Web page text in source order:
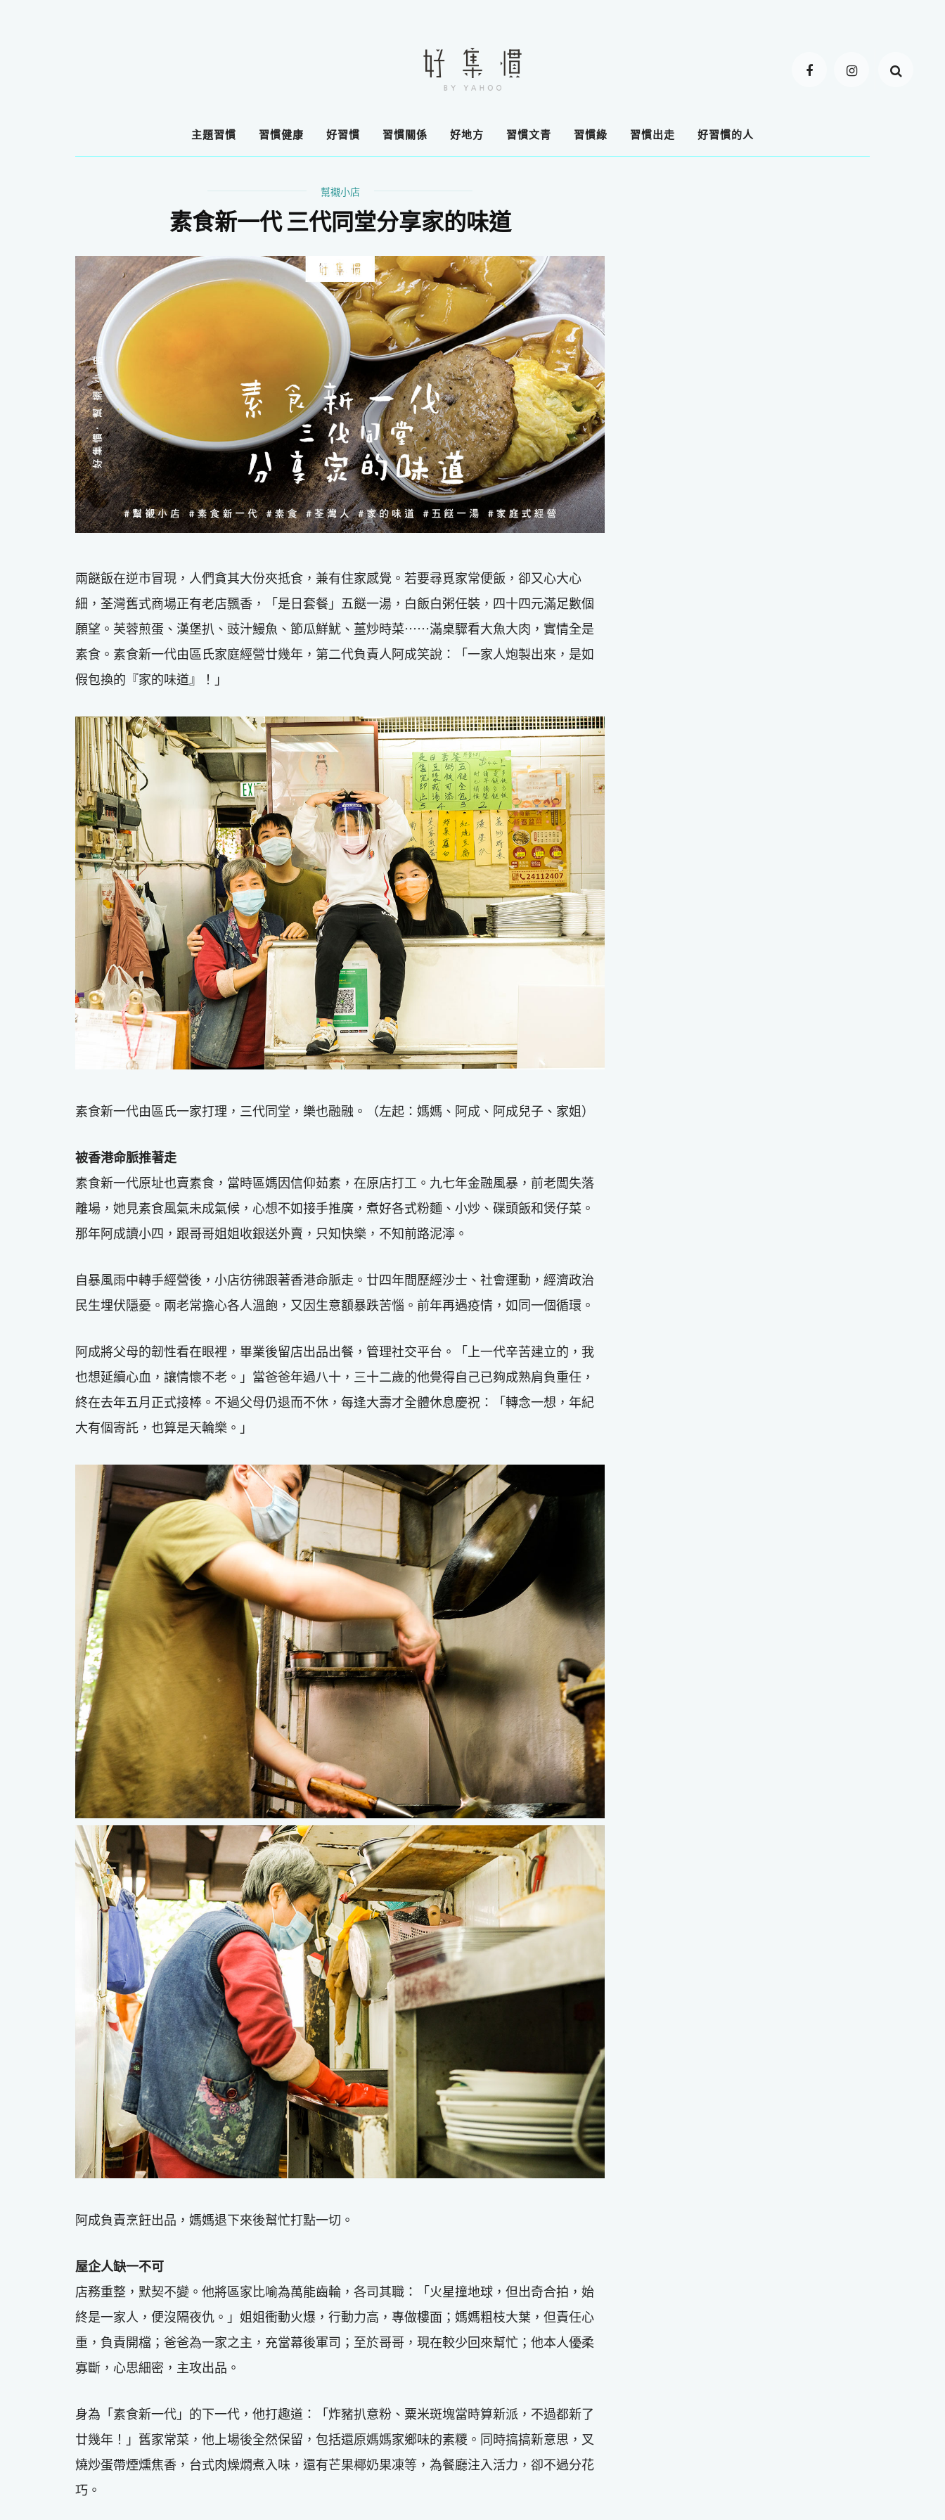
主題習慣 習慣健康 好習慣 習慣關係 好地方 習慣文青 習慣綠 習慣出走 好習慣的人
幫襯小店
素食新一代 三代同堂分享家的味道
兩餸飯在逆市冒現，人們貪其大份夾抵食，兼有住家感覺。若要尋覓家常便飯，卻又心大心
細，荃灣舊式商場正有老店飄香，「是日套餐」五餸一湯，白飯白粥任裝，四十四元滿足數個
願望。芙蓉煎蛋、漢堡扒、豉汁鰻魚、節瓜鮮魷、薑炒時菜⋯⋯滿桌驟看大魚大肉，實情全是
素食。素食新一代由區氏家庭經營廿幾年，第二代負責人阿成笑說：「一家人炮製出來，是如
假包換的『家的味道』！」
素食新一代由區氏一家打理，三代同堂，樂也融融。（左起：媽媽、阿成、阿成兒子、家姐）
被香港命脈推著走
素食新一代原址也賣素食，當時區媽因信仰茹素，在原店打工。九七年金融風暴，前老闆失落
離場，她見素食風氣未成氣候，心想不如接手推廣，煮好各式粉麵、小炒、碟頭飯和煲仔菜。
那年阿成讀小四，跟哥哥姐姐收銀送外賣，只知快樂，不知前路泥濘。
自暴風雨中轉手經營後，小店彷彿跟著香港命脈走。廿四年間歷經沙士、社會運動，經濟政治
民生埋伏隱憂。兩老常擔心各人溫飽，又因生意額暴跌苦惱。前年再遇疫情，如同一個循環。
阿成將父母的韌性看在眼裡，畢業後留店出品出餐，管理社交平台。「上一代辛苦建立的，我
也想延續心血，讓情懷不老。」當爸爸年過八十，三十二歲的他覺得自己已夠成熟肩負重任，
終在去年五月正式接棒。不過父母仍退而不休，每逢大壽才全體休息慶祝：「轉念一想，年紀
大有個寄託，也算是天輪樂。」
阿成負責烹飪出品，媽媽退下來後幫忙打點一切。
屋企人缺一不可
店務重整，默契不變。他將區家比喻為萬能齒輪，各司其職：「火星撞地球，但出奇合拍，始
終是一家人，便沒隔夜仇。」姐姐衝動火爆，行動力高，專做樓面；媽媽粗枝大葉，但責任心
重，負責開檔；爸爸為一家之主，充當幕後軍司；至於哥哥，現在較少回來幫忙；他本人優柔
寡斷，心思細密，主攻出品。
身為「素食新一代」的下一代，他打趣道：「炸豬扒意粉、粟米斑塊當時算新派，不過都新了
廿幾年！」舊家常菜，他上場後全然保留，包括還原媽媽家鄉味的素糭。同時搞搞新意思，叉
燒炒蛋帶煙燻焦香，台式肉燥燜煮入味，還有芒果椰奶果凍等，為餐廳注入活力，卻不過分花
巧。